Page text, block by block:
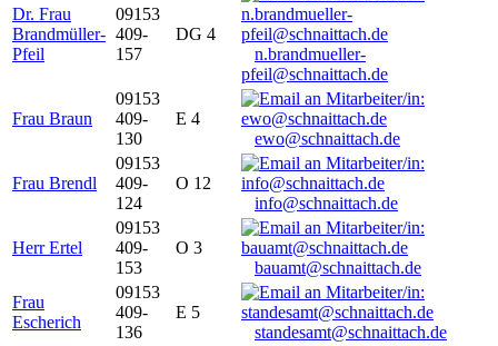
Dr. Frau
Brandmüller-
Pfeil
09153
409-
157
DG 4
n.brandmueller-
pfeil@schnaittach.de
Frau Braun
09153
409-
130
E 4
ewo@schnaittach.de
Frau Brendl
09153
409-
124
O 12
info@schnaittach.de
Herr Ertel
09153
409-
153
O 3
bauamt@schnaittach.de
Frau
Escherich
09153
409-
136
E 5
standesamt@schnaittach.de